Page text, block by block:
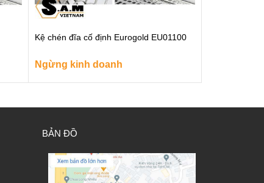
Kệ chén đĩa cố định Eurogold EU01100
Ngừng kinh doanh
BẢN ĐỒ